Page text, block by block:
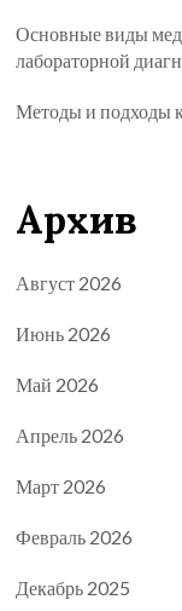
Основные виды
лабораторной
Методы и подходы
Архив
Август 2026
Июнь 2026
Май 2026
Апрель 2026
Март 2026
Февраль 2026
Декабрь 2025